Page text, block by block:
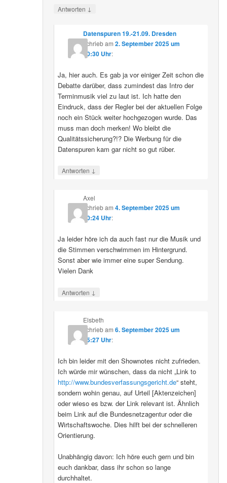
Antworten ↓
Datenspuren 19.-21.09. Dresden
schriebam 2. September 2025 um
10:30 Uhr:
Ja, hier auch. Es gab ja vor einiger Zeit schon die
Debatte darüber, dass zumindest das Intro der
Terminmusik viel zu laut ist. Ich hatte den
Eindruck, dass der Regler bei der aktuellen Folge
noch ein Stück weiter hochgezogen wurde. Das
muss man doch merken! Wo bleibt die
Qualitätssicherung?!? Die Werbung für die
Datenspuren kam gar nicht so gut rüber.
Antworten ↓
Axel
schriebam 4. September 2025 um
10:24 Uhr:
Ja leider höre ich da auch fast nur die Musik und
die Stimmen verschwimmen im Hintergrund.
Sonst aber wie immer eine super Sendung.
Vielen Dank
Antworten ↓
Elsbeth
schriebam 6. September 2025 um
15:27 Uhr:
Ich bin leider mit den Shownotes nicht zufrieden.
Ich würde mir wünschen, dass da nicht „Link to
http://www.bundesverfassungsgericht.de“ steht,
sondern wohin genau, auf Urteil [Aktenzeichen]
oder wieso es bzw. der Link relevant ist. Ähnlich
beim Link auf die Bundesnetzagentur oder die
Wirtschaftswoche. Dies hilft bei der schnelleren
Orientierung.
Unabhängig davon: Ich höre euch gern und bin
euch dankbar, dass ihr schon so lange
durchhaltet.